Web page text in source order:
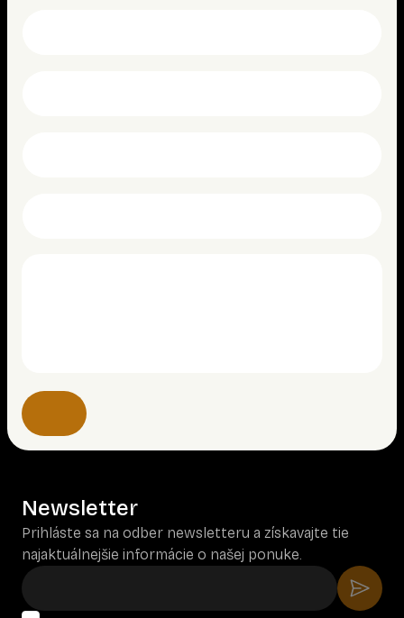
Newsletter
Prihláste sa na odber newsletteru a získavajte tie
najaktuálnejšie informácie o našej ponuke.